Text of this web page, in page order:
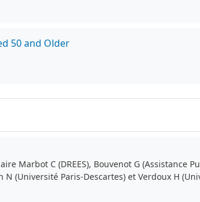
50 and Older
Marbot C (DREES), Bouvenot G (Assistance
N (Université Paris-Descartes) et Verdoux H